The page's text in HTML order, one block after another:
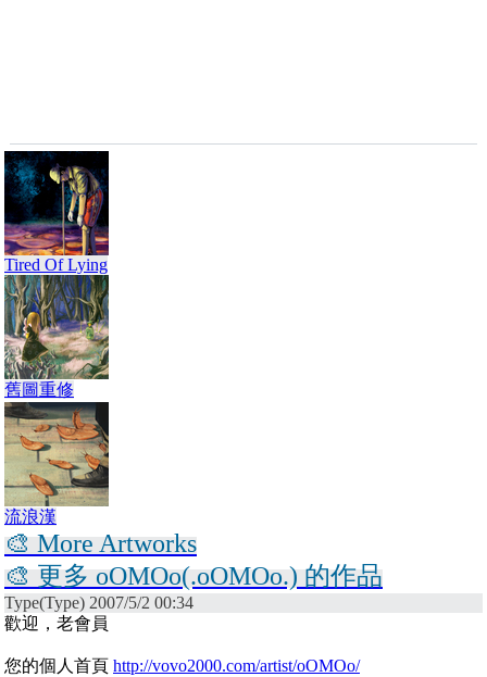
Tired Of Lying
舊圖重修
流浪漢
🎨 More Artworks
🎨 更多 oOMOo(.oOMOo.) 的作品
Type(Type) 2007/5/2 00:34
歡迎，老會員
您的個人首頁 http://vovo2000.com/artist/oOMOo/